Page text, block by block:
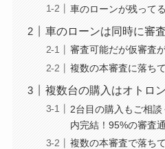
車のローンが残って
車のローンは同時に審
審査可能だが仮審査
複数の本審査に落ち
複数台の購入はオトロ
2台目の購入もご相
内完結！95%の審査
複数の本審査で落ち